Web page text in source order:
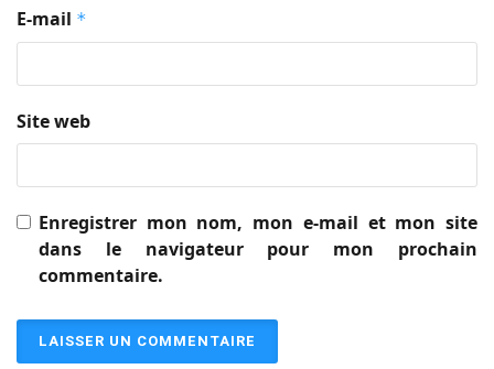
E-mail *
Site web
Enregistrer mon nom, mon e-mail et mon site
dans le navigateur pour mon prochain
commentaire.